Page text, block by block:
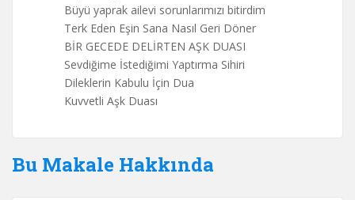
Büyü yaprak ailevi sorunlarımızı bitirdim
Terk Eden Eşin Sana Nasıl Geri Döner
BİR GECEDE DELİRTEN AŞK DUASI
Sevdiğime İstediğimi Yaptırma Sihiri
Dileklerin Kabulu İçin Dua
Kuvvetli Aşk Duası
Bu Makale Hakkında